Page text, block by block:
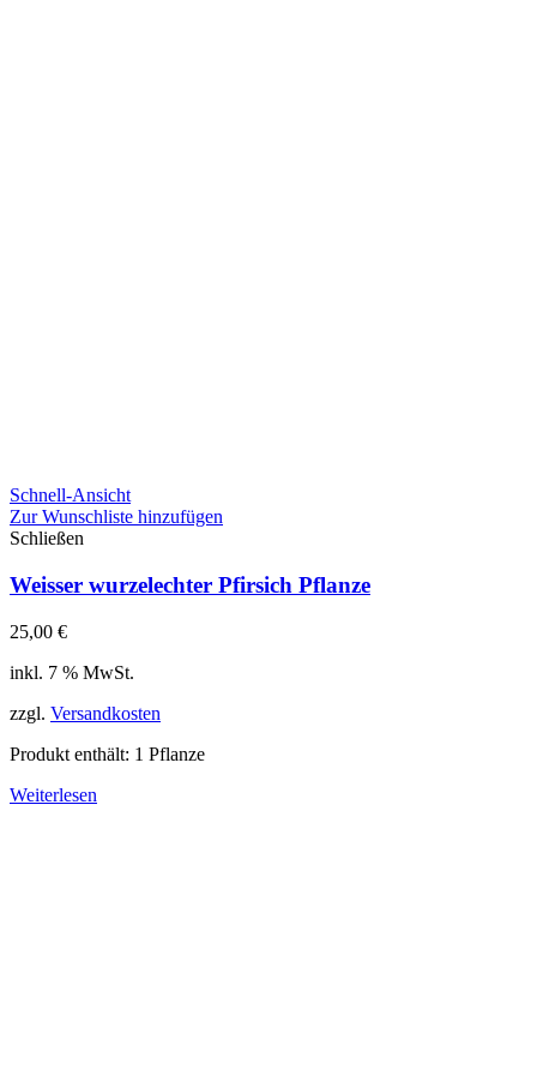
Schnell-Ansicht
Zur Wunschliste hinzufügen
Schließen
Weisser wurzelechter Pfirsich Pflanze
25,00 €
inkl. 7 % MwSt.
zzgl. Versandkosten
Produkt enthält: 1 Pflanze
Weiterlesen